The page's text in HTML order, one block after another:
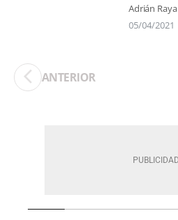
Adrián Raya
05/04/2021
ANTERIOR